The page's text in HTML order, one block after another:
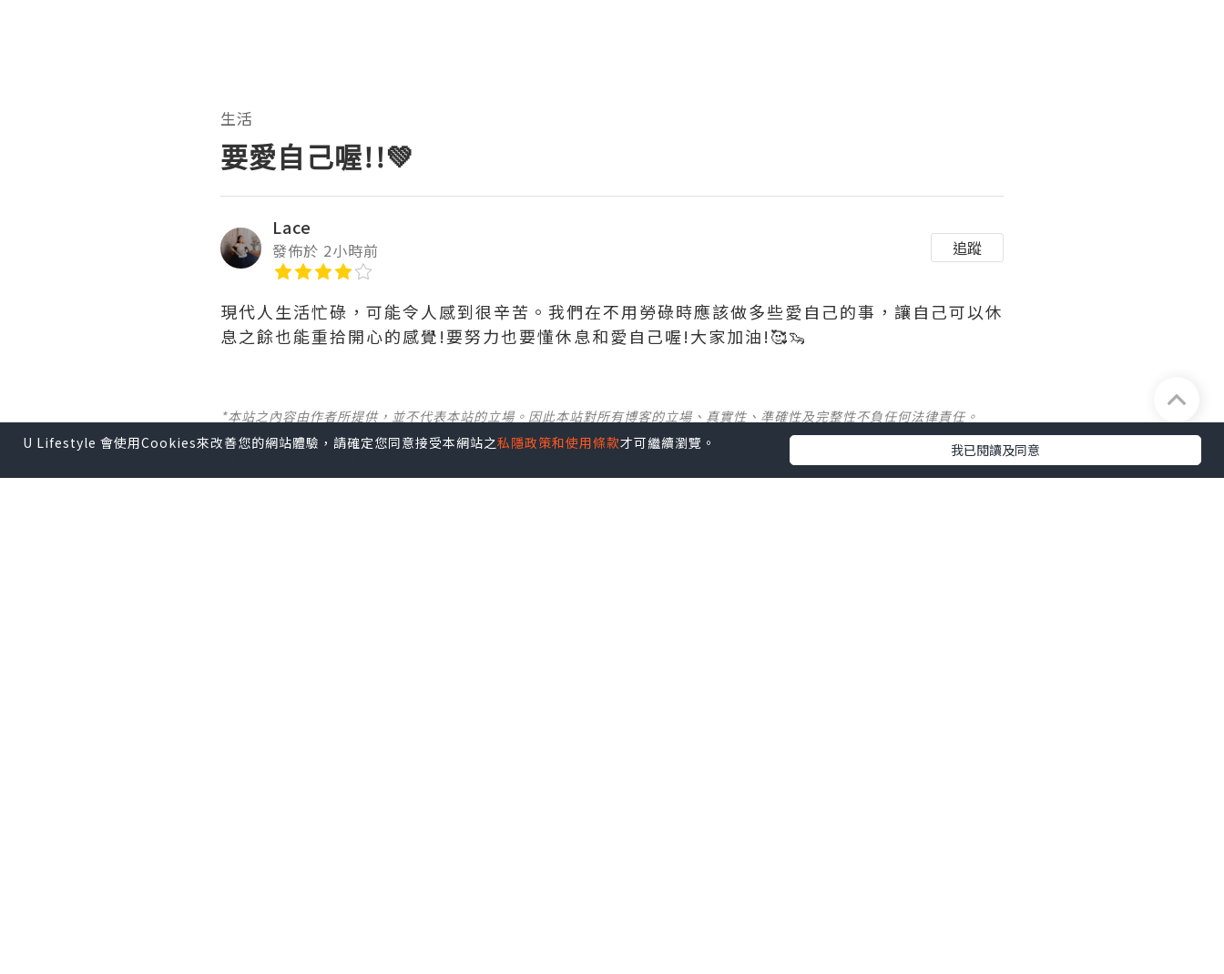
生活
要愛自己喔!!💚
Lace
發佈於 2小時前 追蹤
現代人生活忙碌，可能令人感到很辛苦。我們在不用勞碌時應該做多些愛自己的事，讓自己可以休
息之餘也能重拾開心的感覺!要努力也要懂休息和愛自己喔!大家加油!🥰🦦
*本站之內容由作者所提供，並不代表本站的立場。因此本站對所有博客的立場、真實性、準確性及完整性不負任何法律責任。
出Post賺現金獎賞 l登記《社群創作有價企劃》
U Lifestyle 會使用Cookies來改善您的網站體驗，請確定您同意接受本網站之私隱政策和使用條款才可繼續瀏覽。 我已閱讀及同意